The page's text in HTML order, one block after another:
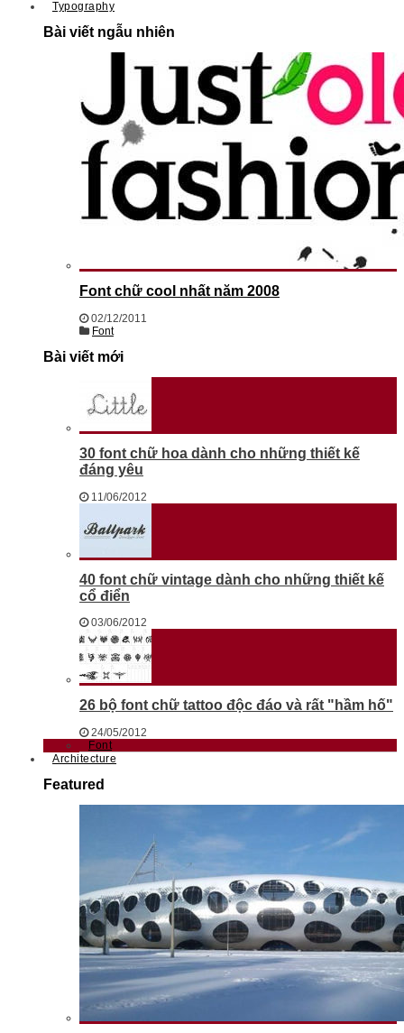
Typography
Bài viết ngẫu nhiên
Font chữ cool nhất năm 2008
02/12/2011
Font
Bài viết mới
30 font chữ hoa dành cho những thiết kế
đáng yêu
11/06/2012
40 font chữ vintage dành cho những thiết kế
cổ điển
03/06/2012
26 bộ font chữ tattoo độc đáo và rất "hầm hố"
24/05/2012
Font
Architecture
Featured